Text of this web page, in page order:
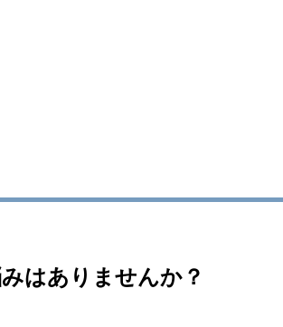
はありませんか？